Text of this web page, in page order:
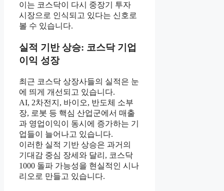
이는 코스닥이 다시 중장기 투자
시장으로 인식되고 있다는 신호로
볼 수 있습니다.
실적 기반 상승: 코스닥 기업
이익 성장
최근 코스닥 상장사들의 실적은 눈
에 띄게 개선되고 있습니다.
AI, 2차전지, 바이오, 반도체 소부
장, 로봇 등 핵심 산업군에서 매출
과 영업이익이 동시에 증가하는 기
업들이 늘어나고 있습니다.
이러한 실적 기반 상승은 과거의
기대감 중심 장세와 달리, 코스닥
1000 돌파 가능성을 현실적인 시나
리오로 만들고 있습니다.